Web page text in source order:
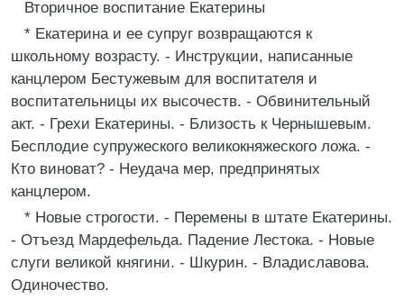
Вторичное воспитание Екатерины
* Екатерина и ее супруг возвращаются к
школьному возрасту. - Инструкции, написанные
канцлером Бестужевым для воспитателя и
воспитательницы их высочеств. - Обвинительный
акт. - Грехи Екатерины. - Близость к Чернышевым.
Бесплодие супружеского великокняжеского ложа. -
Кто виноват? - Неудача мер, предпринятых
канцлером.
* Новые строгости. - Перемены в штате Екатерины.
- Отъезд Мардефельда. Падение Лестока. - Новые
слуги великой княгини. - Шкурин. - Владиславова.
Одиночество.